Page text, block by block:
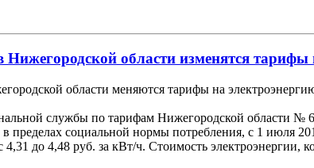
области изменятся тарифы
области меняются тарифы на
службы по тарифам Нижегородской области №
пределах социальной нормы потребления, с 1 июля
4,31 до 4,48 руб. за кВт/ч. Стоимость